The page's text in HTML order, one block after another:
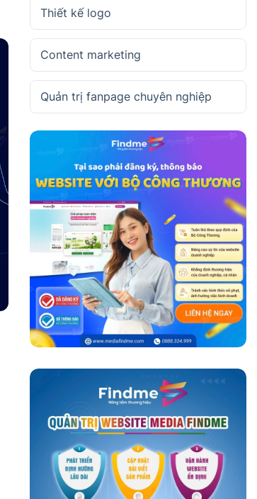
Thiết kế logo
Content marketing
Quản trị fanpage chuyên nghiệp